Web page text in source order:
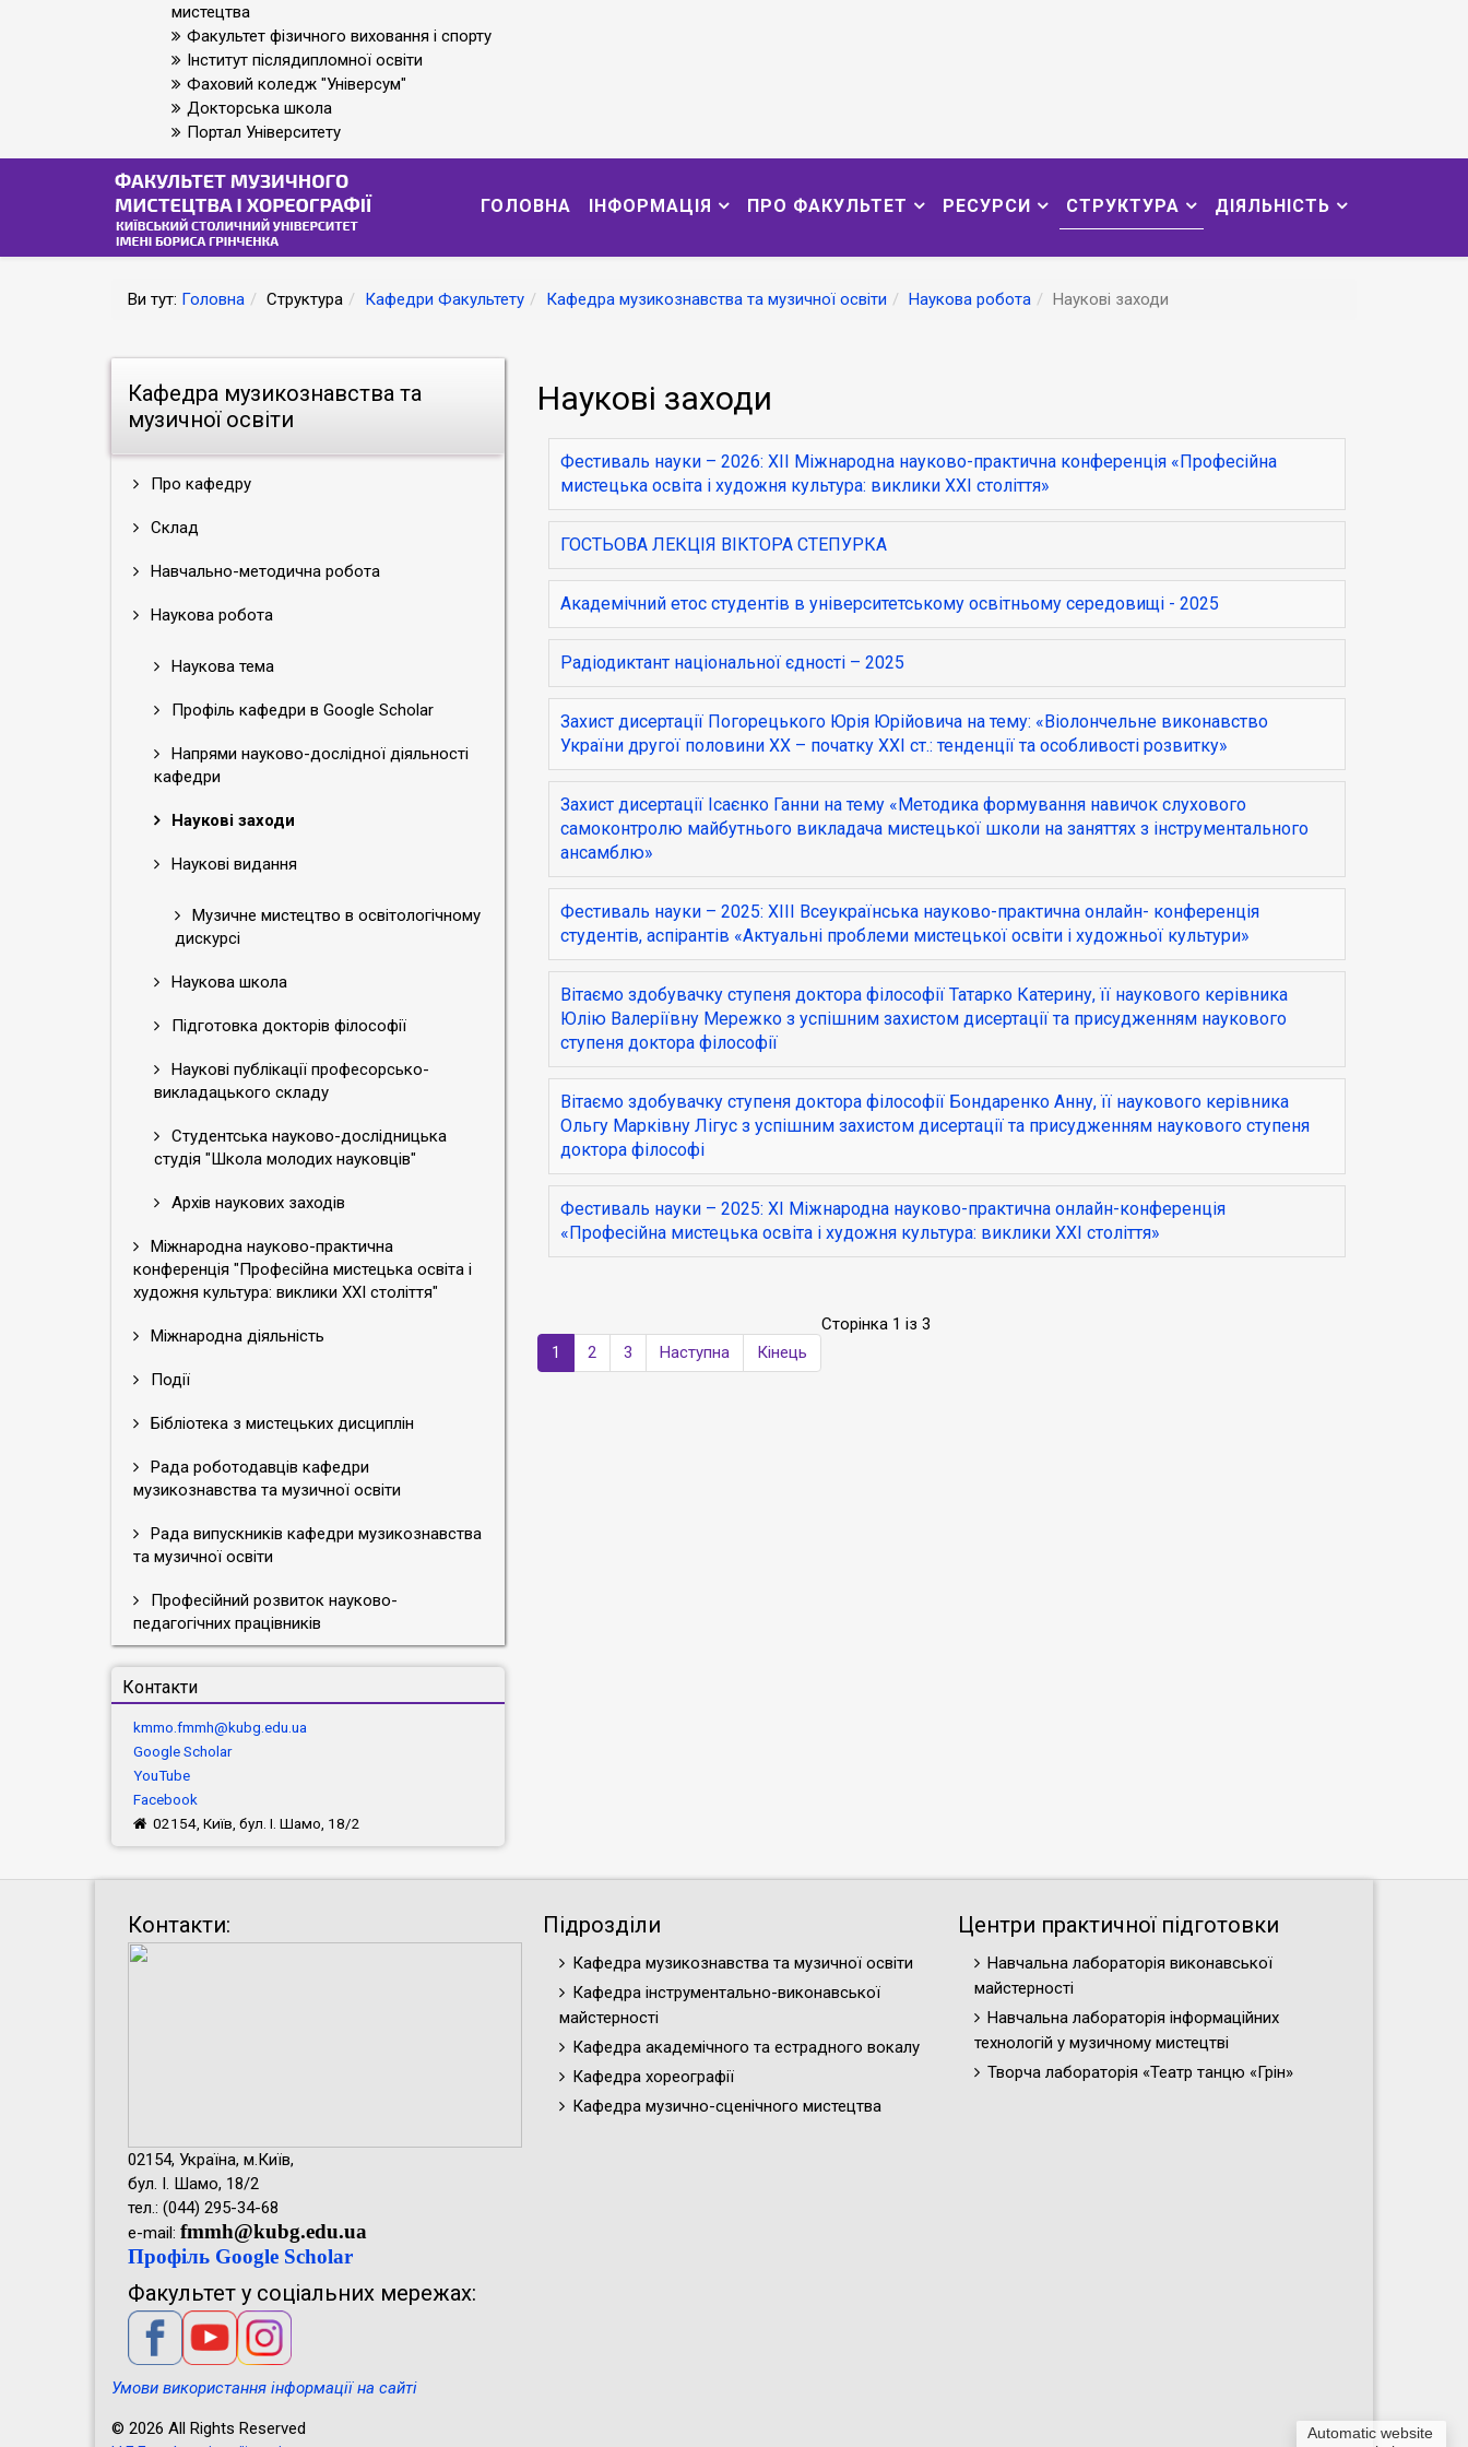
мистецтва
Факультет фізичного виховання і спорту
Інститут післядипломної освіти
Фаховий коледж "Універсум"
Докторська школа
Портал Університету
ГОЛОВНА ІНФОРМАЦІЯ ПРО ФАКУЛЬТЕТ РЕСУРСИ СТРУКТУРА ДІЯЛЬНІСТЬ
Ви тут: Головна Структура Кафедри Факультету Кафедра музикознавства та музичної освіти Наукова робота Наукові заходи
Кафедра музикознавства та
музичної освіти
Про кафедру
Склад
Навчально-методична робота
Наукова робота
Наукова тема
Профіль кафедри в Google Scholar
Напрями науково-дослідної діяльності
кафедри
Наукові заходи
Наукові видання
Музичне мистецтво в освітологічному
дискурсі
Наукова школа
Підготовка докторів філософії
Наукові публікації професорсько-
викладацького складу
Студентська науково-дослідницька
студія "Школа молодих науковців"
Архів наукових заходів
Міжнародна науково-практична
конференція "Професійна мистецька освіта і
художня культура: виклики ХХІ століття"
Міжнародна діяльність
Події
Бібліотека з мистецьких дисциплін
Рада роботодавців кафедри
музикознавства та музичної освіти
Рада випускників кафедри музикознавства
та музичної освіти
Професійний розвиток науково-
педагогічних працівників
Контакти
kmmo.fmmh@kubg.edu.ua
Google Scholar
YouTube
Facebook
02154, Київ, бул. І. Шамо, 18/2
Наукові заходи
Фестиваль науки – 2026: ХІІ Міжнародна науково-практична конференція «Професійна
мистецька освіта і художня культура: виклики ХХІ століття»
ГОСТЬОВА ЛЕКЦІЯ ВІКТОРА СТЕПУРКА
Академічний етос студентів в університетському освітньому середовищі - 2025
Радіодиктант національної єдності – 2025
Захист дисертації Погорецького Юрія Юрійовича на тему: «Віолончельне виконавство
України другої половини ХХ – початку ХХІ ст.: тенденції та особливості розвитку»
Захист дисертації Ісаєнко Ганни на тему «Методика формування навичок слухового
самоконтролю майбутнього викладача мистецької школи на заняттях з інструментального
ансамблю»
Фестиваль науки – 2025: XIІІ Всеукраїнська науково-практична онлайн- конференція
студентів, аспірантів «Актуальні проблеми мистецької освіти і художньої культури»
Вітаємо здобувачку ступеня доктора філософії Татарко Катерину, її наукового керівника
Юлію Валеріївну Мережко з успішним захистом дисертації та присудженням наукового
ступеня доктора філософії
Вітаємо здобувачку ступеня доктора філософії Бондаренко Анну, її наукового керівника
Ольгу Марківну Лігус з успішним захистом дисертації та присудженням наукового ступеня
доктора філософі
Фестиваль науки – 2025: ХI Міжнародна науково-практична онлайн-конференція
«Професійна мистецька освіта і художня культура: виклики ХХІ століття»
Сторінка 1 із 3
1
2 3 Наступна Кінець
Automatic website
Контакти:
02154, Україна, м.Київ,
бул. І. Шамо, 18/2
тел.: (044) 295-34-68
e-mail: fmmh@kubg.edu.ua
Профіль Google Scholar
Факультет у соціальних мережах:
Підрозділи
Кафедра музикознавства та музичної освіти
Кафедра інструментально-виконавської
майстерності
Кафедра академічного та естрадного вокалу
Кафедра хореографії
Кафедра музично-сценічного мистецтва
Центри практичної підготовки
Навчальна лабораторія виконавської
майстерності
Навчальна лабораторія інформаційних
технологій у музичному мистецтві
Творча лабораторія «Театр танцю «Грін»
Умови використання інформації на сайті
© 2026 All Rights Reserved